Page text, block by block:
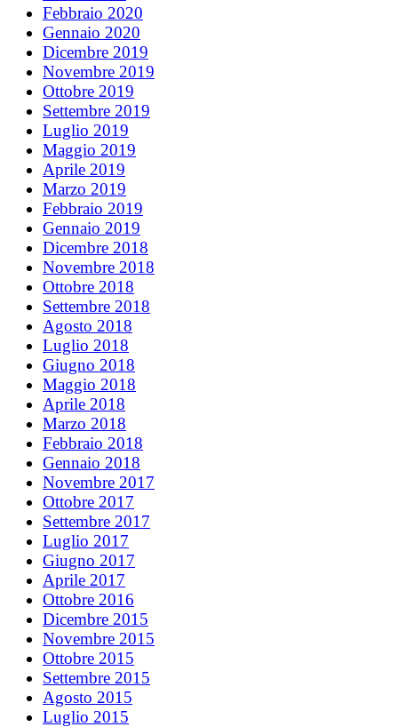
Febbraio 2020
Gennaio 2020
Dicembre 2019
Novembre 2019
Ottobre 2019
Settembre 2019
Luglio 2019
Maggio 2019
Aprile 2019
Marzo 2019
Febbraio 2019
Gennaio 2019
Dicembre 2018
Novembre 2018
Ottobre 2018
Settembre 2018
Agosto 2018
Luglio 2018
Giugno 2018
Maggio 2018
Aprile 2018
Marzo 2018
Febbraio 2018
Gennaio 2018
Novembre 2017
Ottobre 2017
Settembre 2017
Luglio 2017
Giugno 2017
Aprile 2017
Ottobre 2016
Dicembre 2015
Novembre 2015
Ottobre 2015
Settembre 2015
Agosto 2015
Luglio 2015